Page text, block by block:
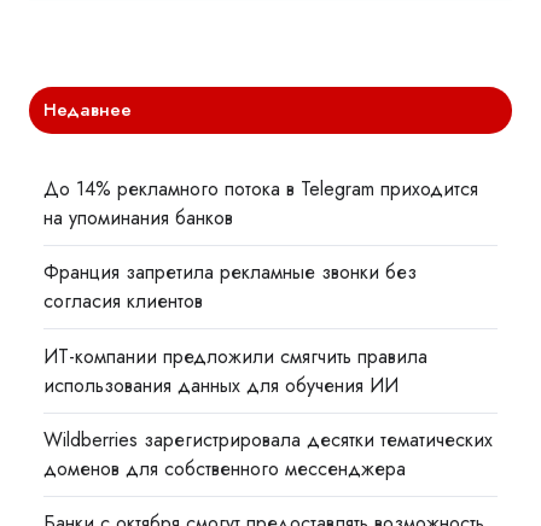
Недавнее
До 14% рекламного потока в Telegram приходится
на упоминания банков
Франция запретила рекламные звонки без
согласия клиентов
ИТ-компании предложили смягчить правила
использования данных для обучения ИИ
Wildberries зарегистрировала десятки тематических
доменов для собственного мессенджера